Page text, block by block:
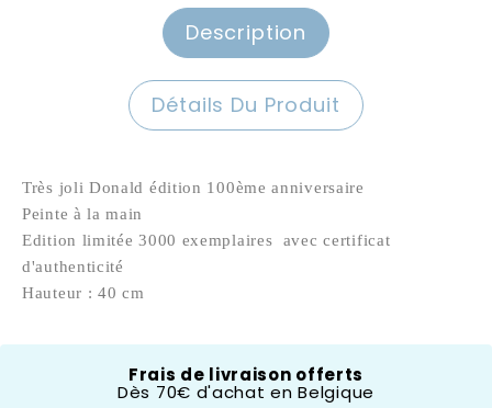
Description
Détails Du Produit
Très joli Donald édition 100ème anniversaire
Peinte à la main
Edition limitée 3000 exemplaires avec certificat
d'authenticité
Hauteur : 40 cm
Frais de livraison offerts
Dès 70€ d'achat en Belgique